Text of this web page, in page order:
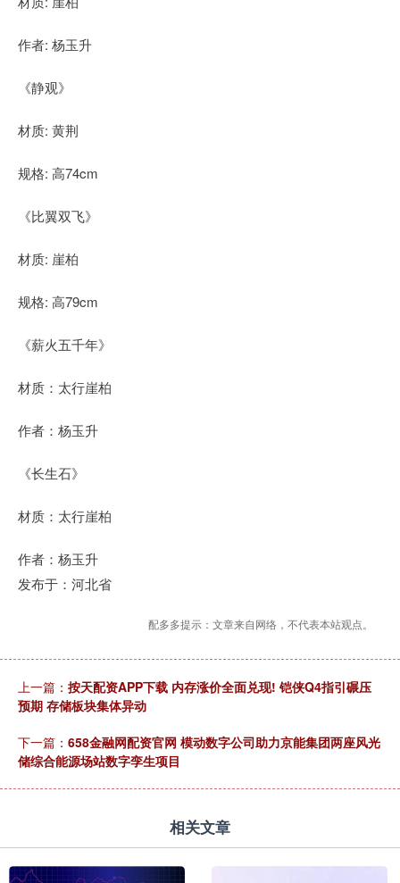
作者: 杨玉升
《静观》
材质: 黄荆
规格: 高74cm
《比翼双飞》
材质: 崖柏
规格: 高79cm
《薪火五千年》
材质：太行崖柏
作者：杨玉升
《长生石》
材质：太行崖柏
作者：杨玉升
发布于：河北省
配多多提示：文章来自网络，不代表本站观点。
上一篇： 按天配资APP下载 内存涨价全面兑现! 铠侠Q4指引碾压
预期 存储板块集体异动
下一篇： 658金融网配资官网 模动数字公司助力京能集团两座风光
储综合能源场站数字孪生项目
相关文章